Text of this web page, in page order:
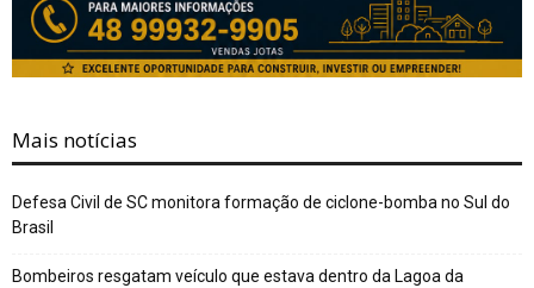
Mais notícias
Defesa Civil de SC monitora formação de ciclone-bomba no Sul do
Brasil
Bombeiros resgatam veículo que estava dentro da Lagoa da